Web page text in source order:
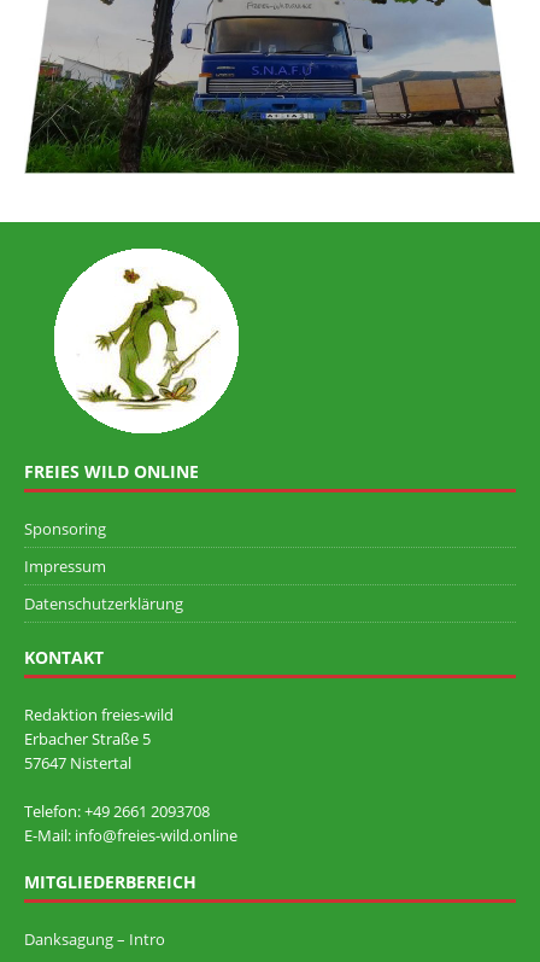
FREIES WILD ONLINE
Sponsoring
Impressum
Datenschutzerklärung
KONTAKT
Redaktion freies-wild
Erbacher Straße 5
57647 Nistertal
Telefon: +49 ‭2661 2093708
E-Mail: info@freies-wild.online
MITGLIEDERBEREICH
Danksagung – Intro